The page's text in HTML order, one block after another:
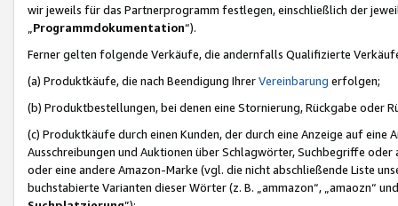
wir jeweils für das Partnerprogramm festlegen, einschließlich der
Programmdokumentation“).
Ferner gelten folgende Verkäufe, die andernfalls Qualifizierte
(a) Produktkäufe, die nach Beendigung IhrerVereinbarung erfolgen;
(b) Produktbestellungen, bei denen eine Stornierung, Rückgabe oder
(c) Produktkäufe durch einen Kunden, der durch eine Anzeige auf
Ausschreibungen und Auktionen über Schlagwörter, Suchbegriffe
oder eine andere Amazon-Marke (vgl. die nicht abschließende Liste
buchstabierte Varianten dieser Wörter (z. B. „ammazon“, „amaozn“